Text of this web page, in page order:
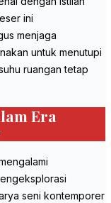
ini
menjaga
untuk menutupi
ruangan tetap
Era
seni kontemporer